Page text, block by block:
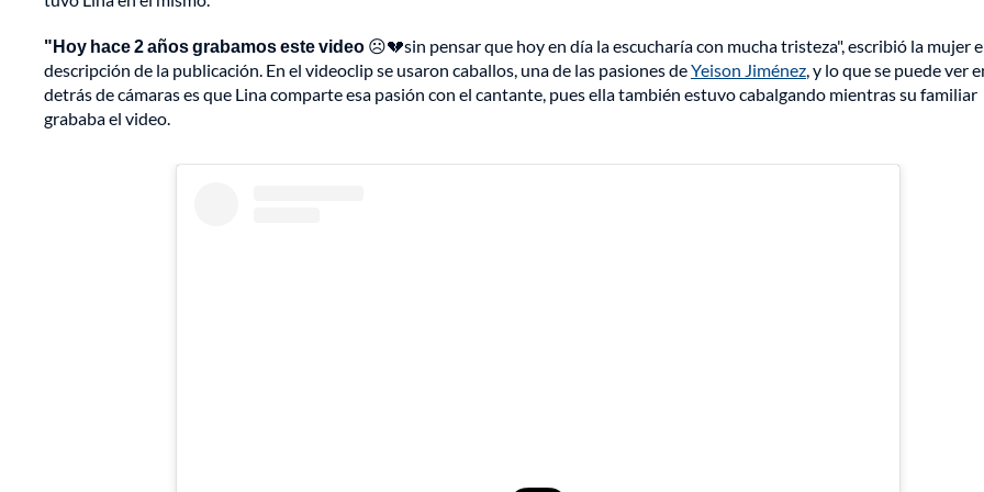
"Hoy hace 2 años grabamos este video ☹️💔sin pensar que hoy en día la escucharía con mucha tristeza", escribió la mujer
descripción de la publicación. En el videoclip se usaron caballos, una de las pasiones deYeison Jiménez, y lo que se puede ver
detrás de cámaras es que Lina comparte esa pasión con el cantante, pues ella también estuvo cabalgando mientras su familiar
grababa el video.